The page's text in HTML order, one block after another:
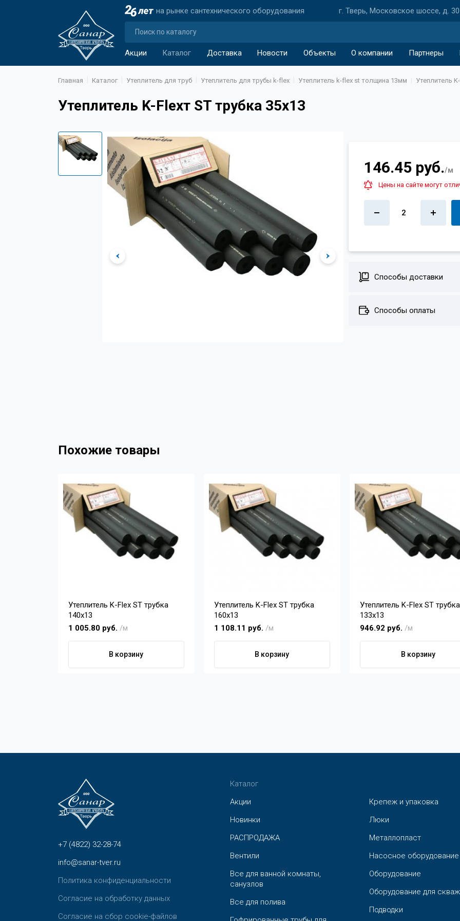
на рынке сантехнического оборудования г. Тверь, Московское шоссе, д. 30
Акции Каталог Доставка Новости Объекты О компании Партнеры
Главная Каталог Утеплитель для труб Утеплитель для трубы k-flex Утеплитель k-flex st толщина 13мм Утеплитель
Утеплитель K-Flexт ST трубка 35х13
146.45 руб./м
Цены на сайте могут
2
Способы доставки
Способы оплаты
Похожие товары
Утеплитель K-Flex ST трубка
140х13
1 005.80 руб. /м
В корзину
Утеплитель K-Flex ST трубка
160х13
1 108.11 руб. /м
В корзину
Утеплитель K-Flex ST трубка
133х13
946.92 руб. /м
В корзину
+7 (4822) 32-28-74
info@sanar-tver.ru
Политика конфиденциальности
Согласие на обработку данных
Согласие на сбор cookie-файлов
Каталог
Акции
Новинки
РАСПРОДАЖА
Вентили
Все для ванной комнаты,
санузлов
Все для полива
Крепеж и упаковка
Люки
Металлопласт
Насосное оборудование
Оборудование
Оборудование для
Подводки